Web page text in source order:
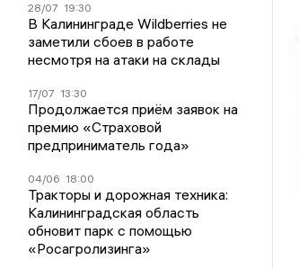
28/07 19:30
В Калининграде Wildberries не
заметили сбоев в работе
несмотря на атаки на склады
17/07 13:30
Продолжается приём заявок на
премию «Страховой
предприниматель года»
04/06 18:00
Тракторы и дорожная техника:
Калининградская область
обновит парк с помощью
«Росагролизинга»